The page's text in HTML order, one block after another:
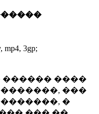
mp4, 3gp;
������ ����
���
�